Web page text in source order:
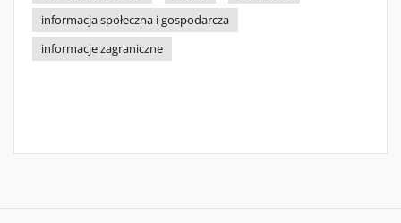
informacja społeczna i gospodarcza
informacje zagraniczne